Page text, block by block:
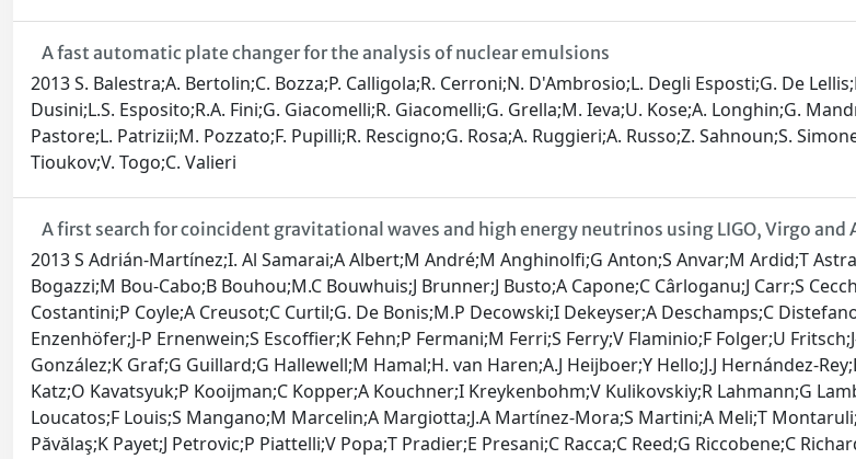
A fast automatic plate changer for the analysis of nuclear emulsions
2013 S. Balestra;A. Bertolin;C. Bozza;P. Calligola;R. Cerroni;N. D'Ambrosio;L. Degli Esposti;G. De
Dusini;L.S. Esposito;R.A. Fini;G. Giacomelli;R. Giacomelli;G. Grella;M. Ieva;U. Kose;A. Longhin;G.
Pastore;L. Patrizii;M. Pozzato;F. Pupilli;R. Rescigno;G. Rosa;A. Ruggieri;A. Russo;Z. Sahnoun;S.
Tioukov;V. Togo;C. Valieri
A first search for coincident gravitational waves and high energy neutrinos using LIGO, Virgo and
2013 S Adrián-Martínez;I. Al Samarai;A Albert;M André;M Anghinolfi;G Anton;S Anvar;M Ardid;T Astraatmadja;J-J Aubert;B Baret;S Basa;V Bertin;S Biagi;C Bigongiari;C Bogazzi;M Bou-Cabo;B Bouhou;M.C Bouwhuis;J Brunner;J Busto;A Capone;C Cârloganu;J Carr;S Cecchini;Z Charif;Ph Charvis;T Chiarusi;M Circella;R Coniglione;L Core;H Costantini;P Coyle;A Creusot;C Curtil;G. De Bonis;M.P Decowski;I Dekeyser;A Deschamps;C Distefano;C Donzaud;D Dornic;Q Dorosti;D Drouhin;T Eberl;U Emanuele;A Enzenhöfer;J-P Ernenwein;S Escoffier;K Fehn;P Fermani;M Ferri;S Ferry;V Flaminio;F Folger;U Fritsch;J-L Fuda;S Galatà;P Gay;K Geyer;G Giacomelli;V Giordano;J.P Gómez-González;K Graf;G Guillard;G Hallewell;M Hamal;H. van Haren;A.J Heijboer;Y Hello;J.J Hernández-Rey;B Herold;J Hößl;C.C Hsu;M. de Jong;M Kadler;O Kalekin;A Kappes;U Katz;O Kavatsyuk;P Kooijman;C Kopper;A Kouchner;I Kreykenbohm;V Kulikovskiy;R Lahmann;G Lambard;G Larosa;D Lattuada;D Lefèvre;G Lim;D. Lo Presti;H Loehner;S Loucatos;F Louis;S Mangano;M Marcelin;A Margiotta;J.A Martínez-Mora;S Martini;A Meli;T Montaruli;M Morganti;L Moscoso;H Motz;M Neff;E Nezri;D Palioselitis;G.E Păvălaş;K Payet;J Petrovic;P Piattelli;V Popa;T Pradier;E Presani;C Racca;C Reed;G Riccobene;C Richardt;R Richter;C Rivière;A Robert;K Roensch;A Rostovtsev;J Ruiz-Rivas;M Rujoiu;G.V Russo;D.F.E Samtleben;A Sánchez-Losa;P Sapienza;J Schmid;J Schnabel;F Schöck;J-P Schuller;F Schüssler;T Seitz;R Shanidze;F Simeone;A Spies;M Spurio;J.J.M Steijger;Th Stolarczyk;M Taiuti;C Tamburini;A Trovato;B Vallage;C Vallée;V. Van Elewyck;M Vecchi;P Vernin;E Visser;S Wagner;G Wijnker;J Wilms;E. de Wolf;H Yepes;D Zaborov;J.D Zornoza;J Zúñiga;J Aasi;J Abadie;B. P Abbott;R Abbott;T. D Abbott;M Abernathy;T Accadia;F Acernese;C Adams;T Adams;P Addesso;R Adhikari;C Affeldt;M Agathos;K Agatsuma;P Ajith;B Allen;A Allocca;E. Amador Ceron;D Amariutei;S. B Anderson;W. G Anderson;K Arai;M. C Araya;S Ast;S. M Aston;P Astone;D Atkinson;P Aufmuth;C Aulbert;B. E Aylott;S Babak;P Baker;G Ballardin;S Ballmer;Y Bao;J. C. B Barayoga;D Barker;F Barone;B Barr;L Barsotti;M Barsuglia;M. A Barton;I Bartos;R Bassiri;M Bastarrika;A Basti;J Batch;J Bauchrowitz;Th. S Bauer;M Bebronne;D Beck;B Behnke;M Bejger;M.G Beker;A. S Bell;C Bell;I Belopolski;M Benacquista;J. M Berliner;A Bertolini;J Betzwieser;N Beveridge;P. T Beyersdorf;T Bhadbade;I. A Bilenko;G Billingsley;J Birch;R Biswas;M Bitossi;M. A Bizouard;E Black;J. K Blackburn;L Blackburn;D Blair;B Bland;M Blom;O Bock;T. P Bodiya;C Bogan;C Bond;R Bondarescu;F Bondu;L Bonelli;R Bonnand;R Bork;M Born;V Boschi;S Bose;L Bosi;S Braccini;C Bradaschia;P. R Brady;V. B Braginsky;M Branchesi;J. E Brau;J Breyer;T Briant;D. O Bridges;A Brillet;M Brinkmann;V Brisson;M Britzger;A. F Brooks;D. A Brown;T Bulik;H. J Bulten;A Buonanno;J Burguet–Castell;D Buskulic;C Buy;R. L Byer;L Cadonati;G Cagnoli;E Calloni;J. B Camp;P Campsie;K Cannon;B Canuel;J Cao;C. D Capano;F Carbognani;L Carbone;S Caride;S Caudill;M Cavaglià;F Cavalier;R Cavalieri;G Cella;C Cepeda;E Cesarini;T Chalermsongsak;P Charlton;E Chassande-Mottin;W Chen;X Chen;Y Chen;A Chincarini;A Chiummo;H. S Cho;J Chow;N Christensen;S. S. Y Chua;C. T. Y Chung;S Chung;G Ciani;F Clara;D. E Clark;J. A Clark;J. H Clayton;F Cleva;E Coccia;P.-F Cohadon;C. N Colacino;A Colla;M Colombini;A Conte;R Conte;D Cook;T. R Corbitt;M Cordier;N Cornish;A Corsi;C. A Costa;M Coughlin;J.-P Coulon;P Couvares;D. M Coward;M Cowart;D. C Coyne;J. D. E Creighton;T. D Creighton;A. M Cruise;A Cumming;L Cunningham;E Cuoco;R. M Cutler;K Dahl;M Damjanic;S. L Danilishin;S D'Antonio;K Danzmann;V Dattilo;B Daudert;H Daveloza;M Davier;E. J Daw;R Day;T Dayanga;R. De Rosa;D DeBra;G Debreczeni;J Degallaix;W. Del Pozzo;T Dent;V Dergachev;R DeRosa;S Dhurandhar;L. Di Fiore;A. Di Lieto;I. Di Palma;M. Di Paolo Emilio;A. Di Virgilio;M Díaz;A Dietz;F Donovan;K. L Dooley;S Doravari;S Dorsher;M Drago;R. W. P Drever;J. C Driggers;Z Du;J.-C Dumas;S Dwyer;T Eberle;M Edgar;M Edwards;A Effler;P Ehrens;G Endrőczi;R Engel;T Etzel;K Evans;M Evans;T Evans;M Factourovich;V Fafone;S Fairhurst;B. F Farr;M Favata;D Fazi;H Fehrmann;D Feldbaum;I Ferrante;F Ferrini;F Fidecaro;L. S Finn;I Fiori;R. P Fisher;R Flaminio;S Foley;E Forsi;L. A Forte;N Fotopoulos;J.-D Fournier;J Franc;S Franco;S Frasca;F Frasconi;M Frede;M. A Frei;Z Frei;A Freise;R Frey;T. T Fricke;D Friedrich;P Fritschel;V. V Frolov;M.-K Fujimoto;P. J Fulda;M Fyffe;J Gair;M Galimberti;L Gammaitoni;J Garcia;F Garufi;M. E Gáspár;G Gelencser;G Gemme;E Genin;A Gennai;L. Á Gergely;S Ghosh;J. A Giaime;S Giampanis;K. D Giardina;A Giazotto;S Gil-Casanova;C Gill;J Gleason;E Goetz;G González;M. L Gorodetsky;S Goßler;R Gouaty;C Graef;P. B Graff;M Granata;A Grant;C Gray;R. J. S Greenhalgh;A. M Gretarsson;C Griffo;H Grote;K Grover;S Grunewald;G. M Guidi;C Guido;R Gupta;E. K Gustafson;R Gustafson;J. M Hallam;D Hammer;G Hammond;J Hanks;C Hanna;J Hanson;J Harms;G. M Harry;I. W Harry;E. D Harstad;M. T Hartman;K Haughian;K Hayama;J.-F Hayau;J Heefner;A Heidmann;M. C Heintze;H Heitmann;P Hello;G Hemming;M. A Hendry;I. S Heng;A. W Heptonstall;V Herrera;M Heurs;M Hewitson;S Hild;D Hoak;K. A Hodge;K Holt;M Holtrop;T Hong;S Hooper;J Hough;E. J Howell;B Hughey;S Husa;S. H Huttner;T Huynh-Dinh;D. R Ingram;R Inta;T Isogai;A Ivanov;K Izumi;M Jacobson;E James;Y. J Jang;P Jaranowski;E Jesse;W. W Johnson;D. I Jones;R Jones;R.J.G Jonker;L Ju;P Kalmus;V Kalogera;S Kandhasamy;G Kang;J. B Kanner;M Kasprzack;R Kasturi;E Katsavounidis;W Katzman;H Kaufer;K Kaufman;K Kawabe;S Kawamura;F Kawazoe;D Keitel;D Kelley;W Kells;D. G Keppel;Z Keresztes;A Khalaidovski;F. Y Khalili;E. A Khazanov;B. K Kim;C Kim;H Kim;K Kim;N Kim;Y. M Kim;P. J King;D. L Kinzel;J. S Kissel;S Klimenko;J Kline;K Kokeyama;V Kondrashov;S Koranda;W. Z Korth;I Kowalska;D Kozak;V Kringel;B Krishnan;A Królak;G Kuehn;P Kumar;R Kumar;R Kurdyumov;P Kwee;P. K Lam;M Landry;A Langley;B Lantz;N Lastzka;C Lawrie;A Lazzarini;A. Le Roux;P Leaci;C. H Lee;H. K Lee;H. M Lee;J. R Leong;I Leonor;N Leroy;N Letendre;V Lhuillier;J Li;T. G. F Li;P.